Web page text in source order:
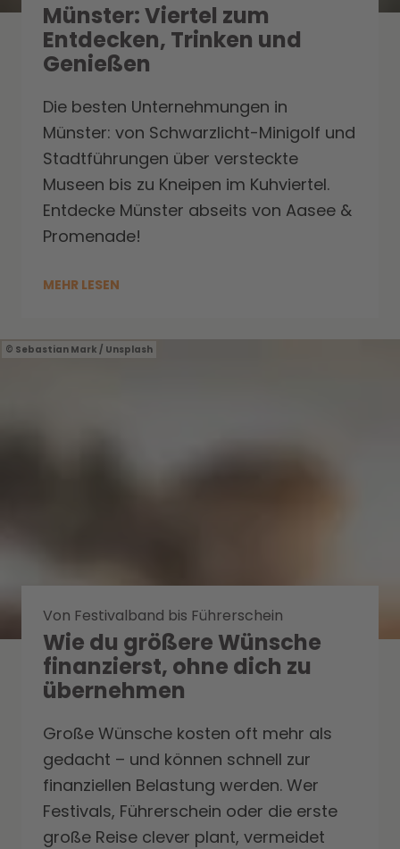
Münster: Viertel zum
Entdecken, Trinken und
Genießen
Die besten Unternehmungen in
Münster: von Schwarzlicht-Minigolf und
Stadtführungen über versteckte
Museen bis zu Kneipen im Kuhviertel.
Entdecke Münster abseits von Aasee &
Promenade!
MEHR LESEN
Sebastian Mark / Unsplash
Von Festivalband bis Führerschein
Wie du größere Wünsche
finanzierst, ohne dich zu
übernehmen
Große Wünsche kosten oft mehr als
gedacht – und können schnell zur
finanziellen Belastung werden. Wer
Festivals, Führerschein oder die erste
große Reise clever plant, vermeidet